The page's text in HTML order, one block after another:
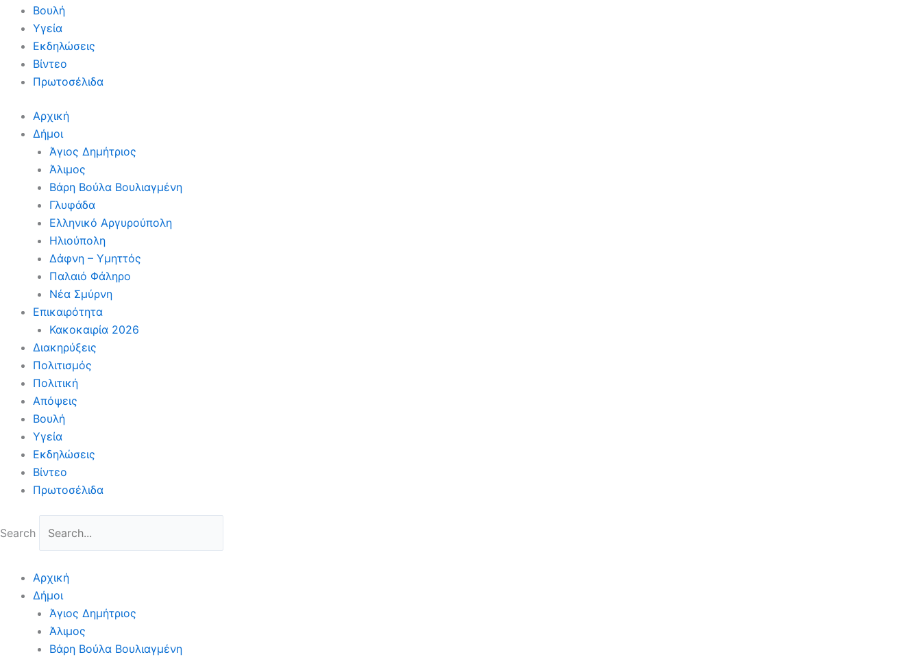
Βουλή
Υγεία
Εκδηλώσεις
Βίντεο
Πρωτοσέλιδα
Αρχική
Δήμοι
Άγιος Δημήτριος
Άλιμος
Βάρη Βούλα Βουλιαγμένη
Γλυφάδα
Ελληνικό Αργυρούπολη
Ηλιούπολη
Δάφνη – Υμηττός
Παλαιό Φάληρο
Νέα Σμύρνη
Επικαιρότητα
Κακοκαιρία 2026
Διακηρύξεις
Πολιτισμός
Πολιτική
Απόψεις
Βουλή
Υγεία
Εκδηλώσεις
Βίντεο
Πρωτοσέλιδα
Search
Αρχική
Δήμοι
Άγιος Δημήτριος
Άλιμος
Βάρη Βούλα Βουλιαγμένη